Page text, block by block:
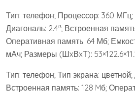
Тип: телефон; Процессор: 360 МГц;
Диагональ: 2.4″; Встроенная
Оперативная память: 64 Мб;
мАч; Размеры (ШxВxТ):
Тип: телефон; Тип экрана: цветной;
Встроенная память: 128 Mб;